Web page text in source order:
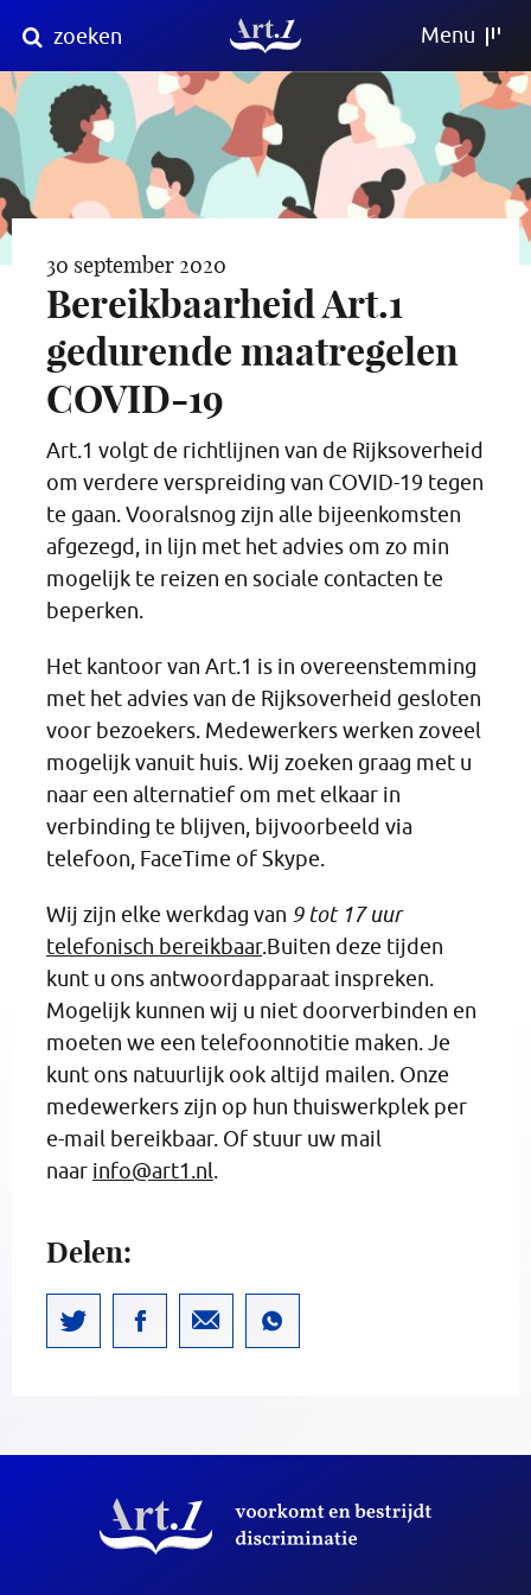
naar
content
zoeken Menu
30 september 2020
Bereikbaarheid Art.1
gedurende maatregelen
COVID-19
Art.1 volgt de richtlijnen van de Rijksoverheid
om verdere verspreiding van COVID-19 tegen
te gaan. Vooralsnog zijn alle bijeenkomsten
afgezegd, in lijn met het advies om zo min
mogelijk te reizen en sociale contacten te
beperken.
Het kantoor van Art.1 is in overeenstemming
met het advies van de Rijksoverheid gesloten
voor bezoekers. Medewerkers werken zoveel
mogelijk vanuit huis. Wij zoeken graag met u
naar een alternatief om met elkaar in
verbinding te blijven, bijvoorbeeld via
telefoon, FaceTime of Skype.
Wij zijn elke werkdag van 9 tot 17 uur
telefonisch bereikbaar.Buiten deze tijden
kunt u ons antwoordapparaat inspreken.
Mogelijk kunnen wij u niet doorverbinden en
moeten we een telefoonnotitie maken. Je
kunt ons natuurlijk ook altijd mailen. Onze
medewerkers zijn op hun thuiswerkplek per
e-mail bereikbaar. Of stuur uw mail
naar info@art1.nl.
Delen: